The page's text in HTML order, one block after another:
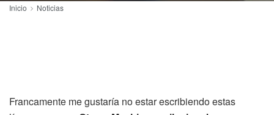
Inicio Noticias
Francamente me gustaría no estar escribiendo estas